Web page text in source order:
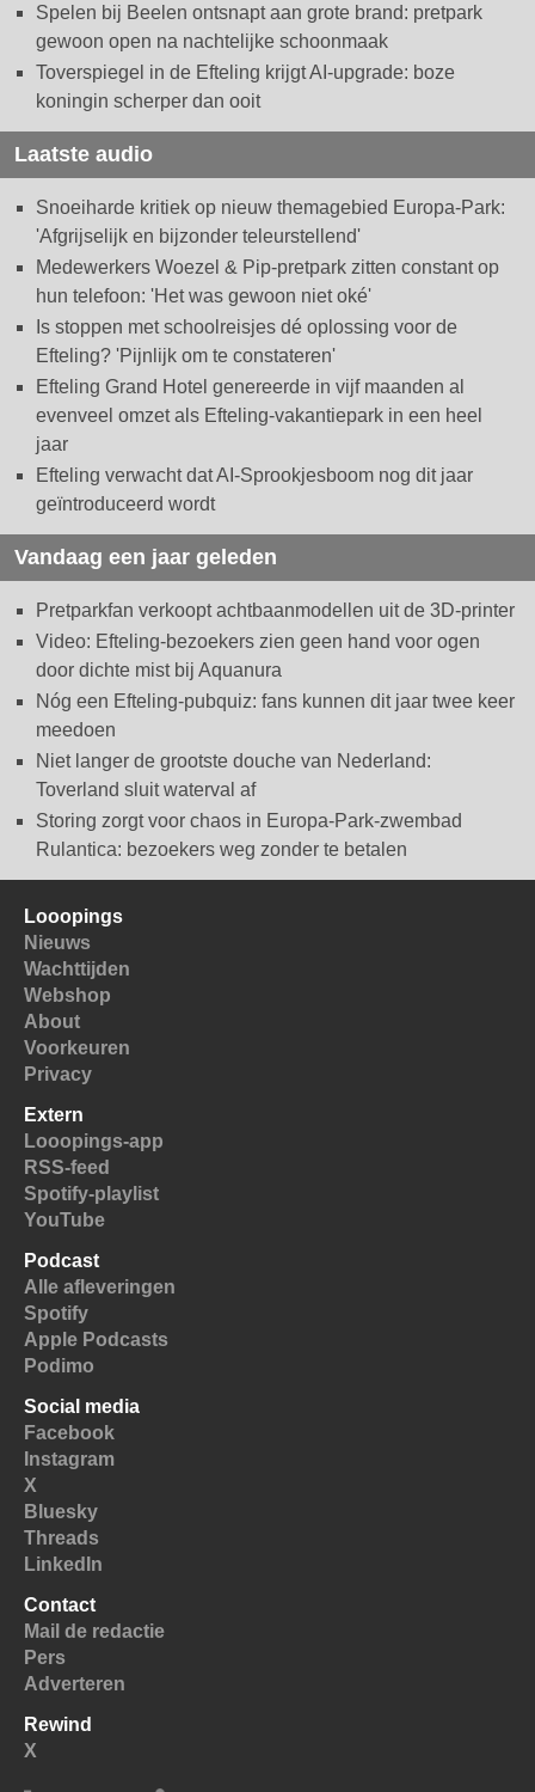
Spelen bij Beelen ontsnapt aan grote brand: pretpark
gewoon open na nachtelijke schoonmaak
Toverspiegel in de Efteling krijgt AI-upgrade: boze
koningin scherper dan ooit
Laatste audio
Snoeiharde kritiek op nieuw themagebied Europa-Park:
'Afgrijselijk en bijzonder teleurstellend'
Medewerkers Woezel & Pip-pretpark zitten constant op
hun telefoon: 'Het was gewoon niet oké'
Is stoppen met schoolreisjes dé oplossing voor de
Efteling? 'Pijnlijk om te constateren'
Efteling Grand Hotel genereerde in vijf maanden al
evenveel omzet als Efteling-vakantiepark in een heel
jaar
Efteling verwacht dat AI-Sprookjesboom nog dit jaar
geïntroduceerd wordt
Vandaag een jaar geleden
Pretparkfan verkoopt achtbaanmodellen uit de 3D-printer
Video: Efteling-bezoekers zien geen hand voor ogen
door dichte mist bij Aquanura
Nóg een Efteling-pubquiz: fans kunnen dit jaar twee keer
meedoen
Niet langer de grootste douche van Nederland:
Toverland sluit waterval af
Storing zorgt voor chaos in Europa-Park-zwembad
Rulantica: bezoekers weg zonder te betalen
Looopings
Nieuws
Wachttijden
Webshop
About
Voorkeuren
Privacy
Extern
Looopings-app
RSS-feed
Spotify-playlist
YouTube
Podcast
Alle afleveringen
Spotify
Apple Podcasts
Podimo
Social media
Facebook
Instagram
X
Bluesky
Threads
LinkedIn
Contact
Mail de redactie
Pers
Adverteren
Rewind
X